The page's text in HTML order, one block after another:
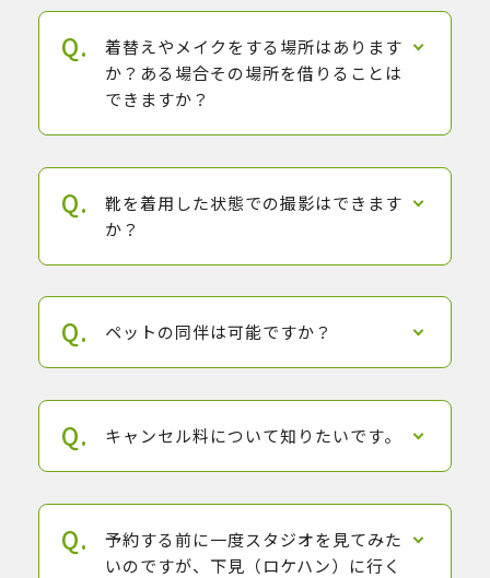
着替えやメイクをする場所はあります
か？ある場合その場所を借りることは
できますか？
靴を着用した状態での撮影はできます
か？
ペットの同伴は可能ですか？
キャンセル料について知りたいです。
予約する前に一度スタジオを見てみた
いのですが、下見（ロケハン）に行く